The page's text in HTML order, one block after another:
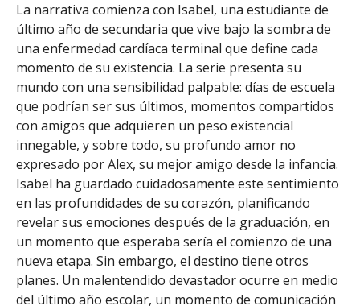
La narrativa comienza con Isabel, una estudiante de
último año de secundaria que vive bajo la sombra de
una enfermedad cardíaca terminal que define cada
momento de su existencia. La serie presenta su
mundo con una sensibilidad palpable: días de escuela
que podrían ser sus últimos, momentos compartidos
con amigos que adquieren un peso existencial
innegable, y sobre todo, su profundo amor no
expresado por Alex, su mejor amigo desde la infancia.
Isabel ha guardado cuidadosamente este sentimiento
en las profundidades de su corazón, planificando
revelar sus emociones después de la graduación, en
un momento que esperaba sería el comienzo de una
nueva etapa. Sin embargo, el destino tiene otros
planes. Un malentendido devastador ocurre en medio
del último año escolar, un momento de comunicación